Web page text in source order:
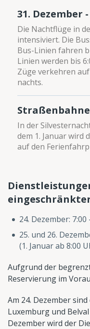
31. Dezember
Die Nachtflüge in
intensiviert. Die
Bus-Linien fahren
Linien werden bis
Züge verkehren
nachts.
In der
dem 1. Januar wird
auf den
24. Dezember: 7:00
25. und 26.
(1. Januar ab 8:00
Aufgrund der
Reservierung im
Am 24. Dezember
Luxemburg und
Dezember wird der